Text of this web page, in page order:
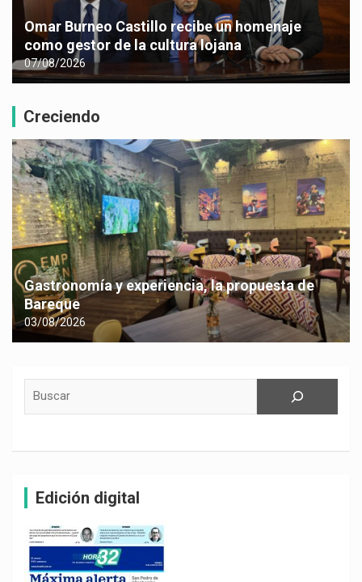
Omar Burneo Castillo recibe un homenaje
como gestor de la cultura lojana
07/08/2026
Creciendo
Gastronomía y experiencia, la propuesta de
Bareque
03/08/2026
Edición digital